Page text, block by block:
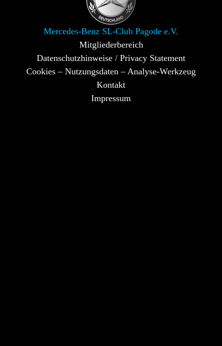
Mercedes-Benz SL-Club Pagode e.V.
Mitgliederbereich
Datenschutzhinweise / Privacy Statement
Cookies – Nutzungsdaten – Analyse-Werkzeug
Kontakt
Impressum